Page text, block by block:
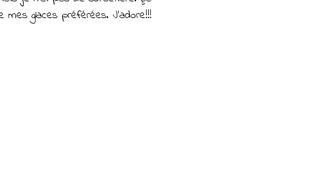
glaces préférées. J'adore!!!